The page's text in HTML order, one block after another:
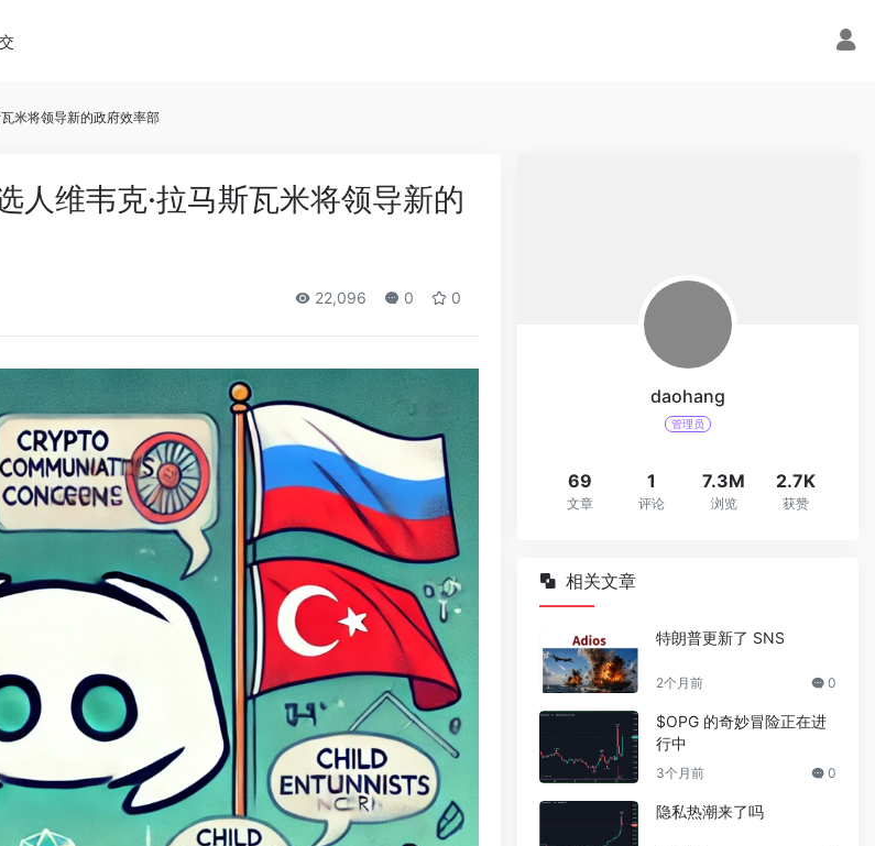
米将领导新的政府效率部
人维韦克·拉马斯瓦米将领导新的
22,096 0 0
daohang
管理员
69
文章
1
评论
7.3M
浏览
2.7K
获赞
相关文章
特朗普更新了 SNS
2个月前 0
$OPG 的奇妙冒险正在进
行中
3个月前 0
隐私热潮来了吗